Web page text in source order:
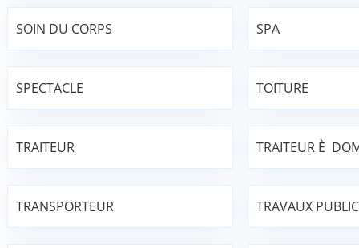
SOIN DU CORPS SPA
SPECTACLE TOITURE
TRAITEUR TRAITEUR È
TRANSPORTEUR TRAVAUX